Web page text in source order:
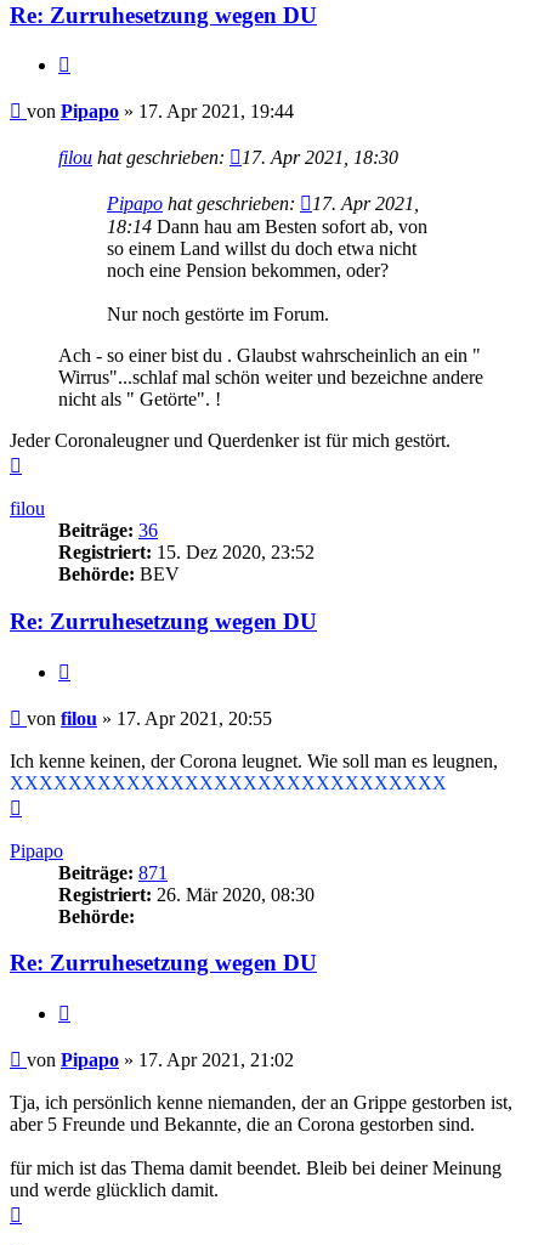
Re: Zurruhesetzung wegen DU
Beitrag
von Pipapo » 17. Apr 2021, 19:44
filou hat geschrieben: 17. Apr 2021, 18:30
Pipapo hat geschrieben:
17. Apr 2021,
18:14 Dann hau am Besten sofort ab, von
so einem Land willst du doch etwa nicht
noch eine Pension bekommen, oder?
Nur noch gestörte im Forum.
Ach - so einer bist du . Glaubst wahrscheinlich an ein "
Wirrus"...schlaf mal schön weiter und bezeichne andere
nicht als " Getörte". !
Jeder Coronaleugner und Querdenker ist für mich gestört.
filou
Beiträge: 36
Registriert: 15. Dez 2020, 23:52
Behörde: BEV
Re: Zurruhesetzung wegen DU
Beitrag
von filou » 17. Apr 2021, 20:55
Ich kenne keinen, der Corona leugnet. Wie soll man es leugnen,
XXXXXXXXXXXXXXXXXXXXXXXXXXXXXX
Pipapo
Beiträge: 871
Registriert: 26. Mär 2020, 08:30
Behörde:
Re: Zurruhesetzung wegen DU
Beitrag
von Pipapo » 17. Apr 2021, 21:02
Tja, ich persönlich kenne niemanden, der an Grippe gestorben ist,
aber 5 Freunde und Bekannte, die an Corona gestorben sind.
für mich ist das Thema damit beendet. Bleib bei deiner Meinung
und werde glücklich damit.